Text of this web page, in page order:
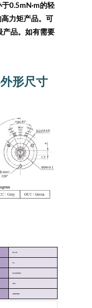
0.5mN·m的轻
力矩产品。可
产品。如有需要
形尺寸
理论上无限
约60g
铝合金表面阳极氧化
不锈钢
2组精密滚珠轴承